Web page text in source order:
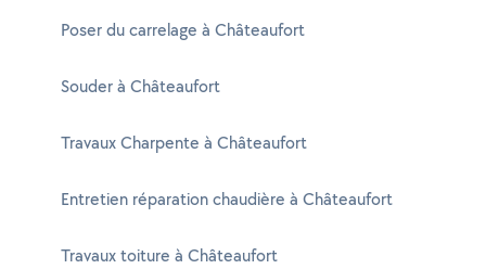
Poser du carrelage à Châteaufort
Souder à Châteaufort
Travaux Charpente à Châteaufort
Entretien réparation chaudière à Châteaufort
Travaux toiture à Châteaufort